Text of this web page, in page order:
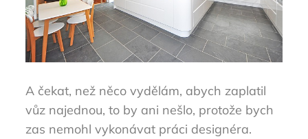
A čekat, než něco vydělám, abych zaplatil
vůz najednou, to by ani nešlo, protože bych
zas nemohl vykonávat práci designéra.